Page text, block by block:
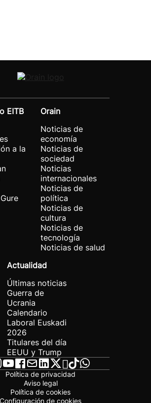
EITB
a la
Orain
Noticias de
economía
Noticias de
sociedad
Noticias
internacionales
Noticias de
política
Noticias de
cultura
Noticias de
tecnología
Noticias de salud
Actualidad
Últimas noticias
Guerra de
Ucrania
Calendario
Laboral Euskadi
2026
Titulares del día
EEUU y Trump
Política de privacidad
Aviso legal
Política de cookies
Configuración de cookies